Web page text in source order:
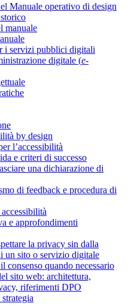
Manuale operativo di design
manuale
i servizi pubblici digitali
digitale (e-
by design
l’accessibilità
e criteri di successo
una dichiarazione di
di feedback e procedura di
e approfondimenti
la privacy sin dalla
un sito o servizio digitale
consenso quando necessario
sito web: architettura,
riferimenti DPO